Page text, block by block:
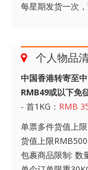
每星期发货一次
个人物品
中国香港转寄至
RMB49或以下免
- 首1KG： RMB
单票多件货值上
货值上限
包裹商品限制: 数